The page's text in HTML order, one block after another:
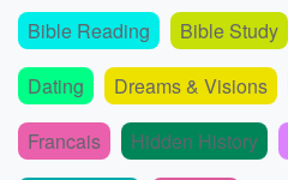
Bible Reading Bible Study
Dating
Dreams & Visions
Francais
Hidden History